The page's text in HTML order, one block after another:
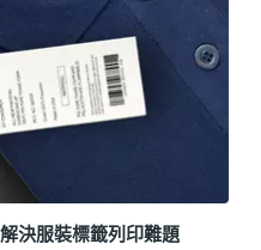
決服裝標籤列印難題